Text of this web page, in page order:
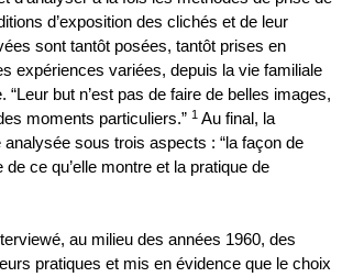
d’exposition des clichés et de leur
sont tantôt posées, tantôt prises en
expériences variées, depuis la vie familiale
“Leur but n’est pas de faire de belles images,
moments particuliers.” 1 Au final, la
sous trois aspects : “la façon de
ce qu’elle montre et la pratique de
au milieu des années 1960, des
pratiques et mis en évidence que le choix